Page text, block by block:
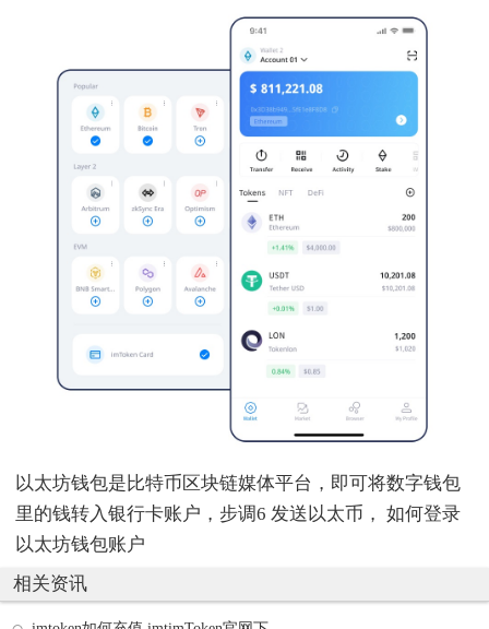
以太坊钱包是比特币区块链媒体平台，即可将数字钱包
里的钱转入银行卡账户，步调6 发送以太币， 如何登录
以太坊钱包账户
相关资讯